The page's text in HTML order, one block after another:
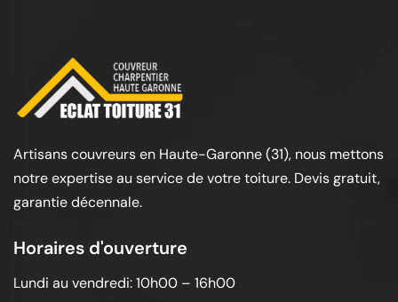
Artisans couvreurs en Haute-Garonne (31), nous mettons
notre expertise au service de votre toiture. Devis gratuit,
garantie décennale.
Horaires d'ouverture
Lundi au vendredi: 10h00 – 16h00